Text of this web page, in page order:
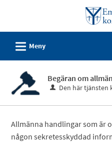
e-
tjänster
-
Emmaboda
kommun
L Meny
Begäran om
Den här tjänsten
Allmänna handlingar som är
någon sekretesskyddad